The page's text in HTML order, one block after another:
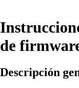
de
Descripción